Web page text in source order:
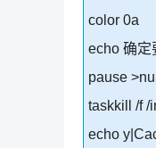
color 0a
echo 确定
pause >nul
taskkill /f /
echo